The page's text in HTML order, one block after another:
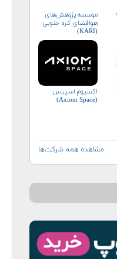
موسسه پژوهش‌های
هوافضای کره جنوبی
(KARI)
اکسیوم اسپیس
(Axiom Space)
مشاهده همه شرکت‌ها